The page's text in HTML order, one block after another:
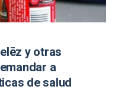
y otras
a
de salud